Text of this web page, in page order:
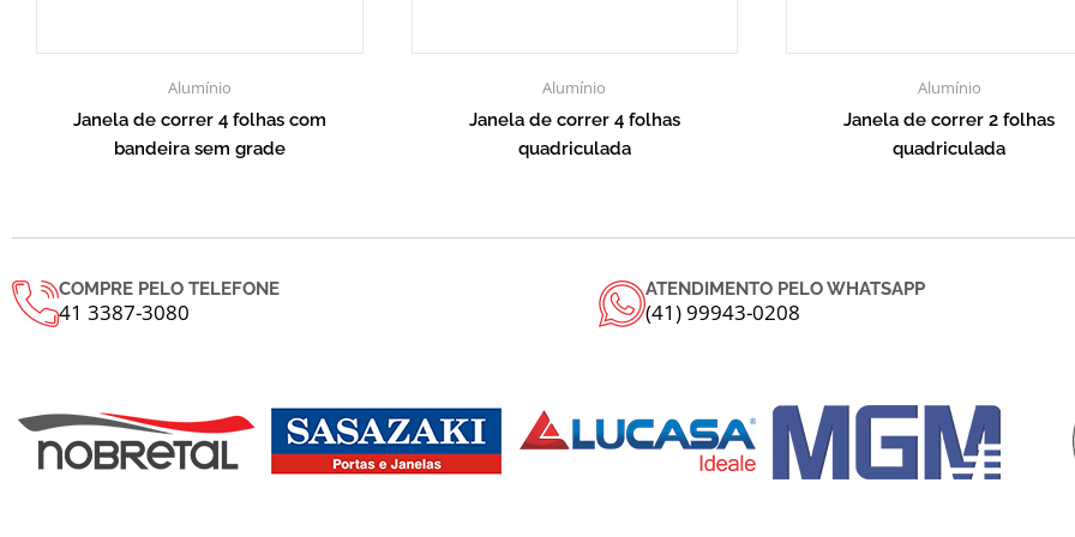
Alumínio
Janela de correr 4 folhas com
bandeira sem grade
Alumínio
Janela de correr 4 folhas
quadriculada
Alumínio
Janela de correr 2 folhas
quadriculada
COMPRE PELO TELEFONE
41 3387-3080
ATENDIMENTO PELO WHATSAPP
(41) 99943-0208